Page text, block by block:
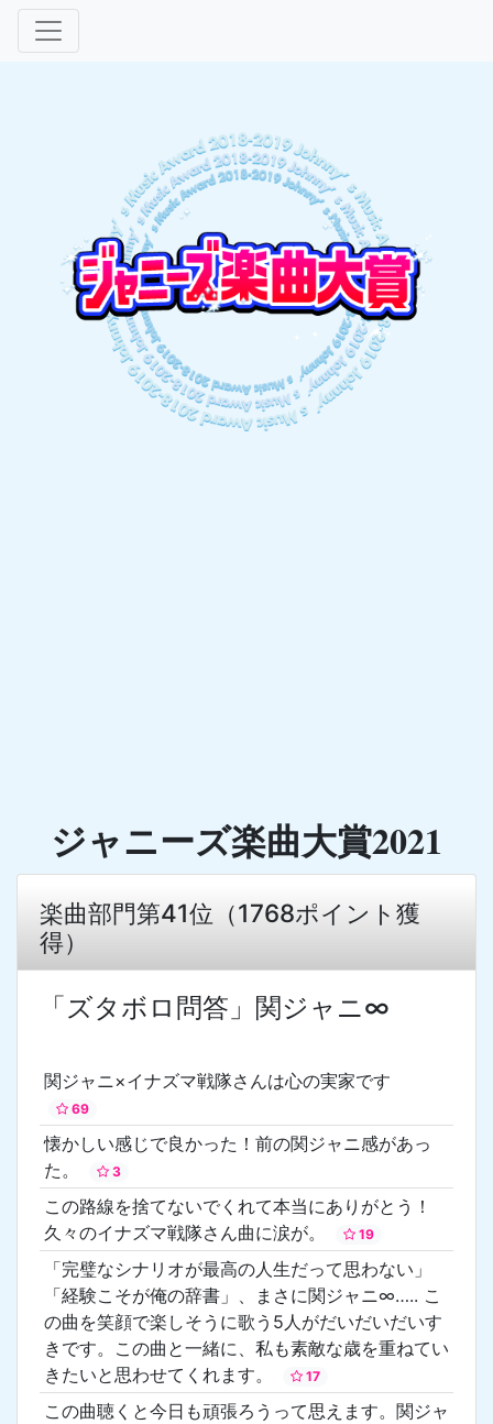
ジャニーズ楽曲大賞2021
楽曲部門第41位（1768ポイント獲
得）
「ズタボロ問答」関ジャニ∞
関ジャニ×イナズマ戦隊さんは心の実家です
69
懐かしい感じで良かった！前の関ジャニ感があっ
た。
3
この路線を捨てないでくれて本当にありがとう！
久々のイナズマ戦隊さん曲に涙が。
19
「完璧なシナリオが最高の人生だって思わない」
「経験こそが俺の辞書」、まさに関ジャニ∞….. こ
の曲を笑顔で楽しそうに歌う5人がだいだいだいす
きです。この曲と一緒に、私も素敵な歳を重ねてい
きたいと思わせてくれます。
17
この曲聴くと今日も頑張ろうって思えます。関ジャ